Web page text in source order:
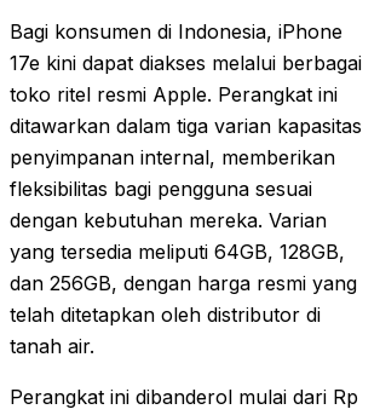
Bagi konsumen di Indonesia, iPhone
17e kini dapat diakses melalui berbagai
toko ritel resmi Apple. Perangkat ini
ditawarkan dalam tiga varian kapasitas
penyimpanan internal, memberikan
fleksibilitas bagi pengguna sesuai
dengan kebutuhan mereka. Varian
yang tersedia meliputi 64GB, 128GB,
dan 256GB, dengan harga resmi yang
telah ditetapkan oleh distributor di
tanah air.
Perangkat ini dibanderol mulai dari Rp